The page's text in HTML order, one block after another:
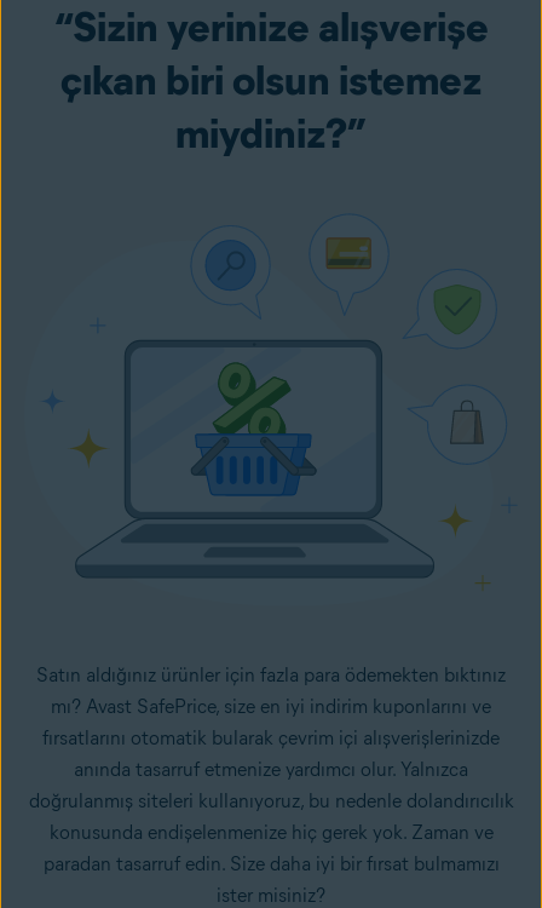
“Sizin yerinize alışverişe
çıkan biri olsun istemez
miydiniz?”
Satın aldığınız ürünler için fazla para ödemekten bıktınız
mı? Avast SafePrice, size en iyi indirim kuponlarını ve
fırsatlarını otomatik bularak çevrim içi alışverişlerinizde
anında tasarruf etmenize yardımcı olur. Yalnızca
doğrulanmış siteleri kullanıyoruz, bu nedenle dolandırıcılık
konusunda endişelenmenize hiç gerek yok. Zaman ve
paradan tasarruf edin. Size daha iyi bir fırsat bulmamızı
ister misiniz?